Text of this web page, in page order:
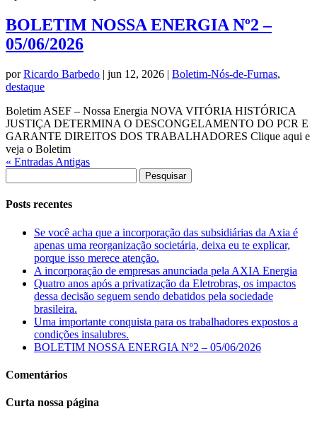
BOLETIM NOSSA ENERGIA Nº2 –
05/06/2026
porRicardo Barbedo | jun 12, 2026 | Boletim-Nós-de-Furnas,
destaque
Boletim ASEF – Nossa Energia NOVA VITÓRIA HISTÓRICA
JUSTIÇA DETERMINA O DESCONGELAMENTO DO PCR E
GARANTE DIREITOS DOS TRABALHADORES Clique aqui e
veja o Boletim
« Entradas Antigas
por:
Posts recentes
Se você acha que a incorporação das subsidiárias da Axia é
apenas uma reorganização societária, deixa eu te explicar,
porque isso merece atenção.
A incorporação de empresas anunciada pela AXIA Energia
Quatro anos após a privatização da Eletrobras, os impactos
dessa decisão seguem sendo debatidos pela sociedade
brasileira.
Uma importante conquista para os trabalhadores expostos a
condições insalubres.
BOLETIM NOSSA ENERGIA Nº2 – 05/06/2026
Comentários
Curta nossa página